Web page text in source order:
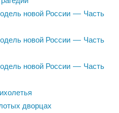
новой России — Часть
новой России — Часть
новой России — Часть
дворцах